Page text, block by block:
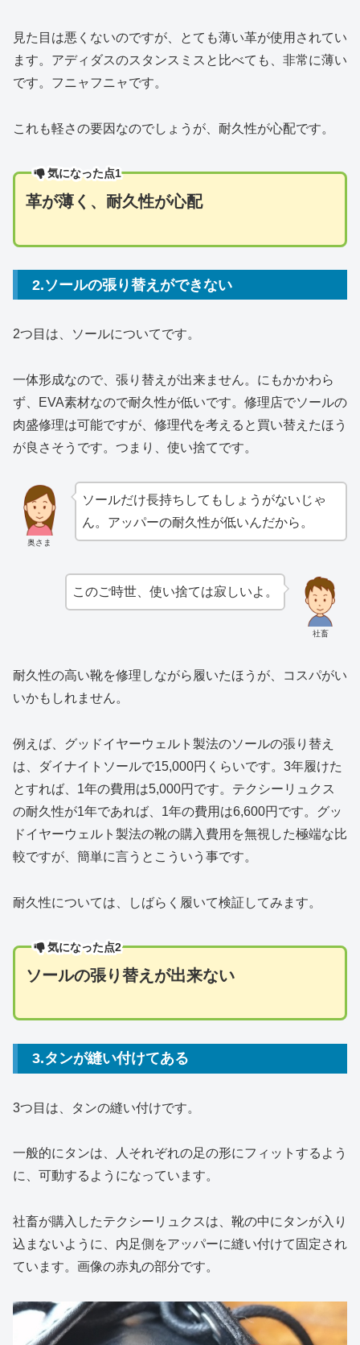
見た目は悪くないのですが、とても薄い革が使用されてい
ます。アディダスのスタンスミスと比べても、非常に薄い
です。フニャフニャです。
これも軽さの要因なのでしょうが、耐久性が心配です。
気になった点1
革が薄く、耐久性が心配
2.ソールの張り替えができない
2つ目は、ソールについてです。
一体形成なので、張り替えが出来ません。にもかかわら
ず、EVA素材なので耐久性が低いです。修理店でソールの
肉盛修理は可能ですが、修理代を考えると買い替えたほう
が良さそうです。つまり、使い捨てです。
奥さま
ソールだけ長持ちしてもしょうがないじゃ
ん。アッパーの耐久性が低いんだから。
社畜
このご時世、使い捨ては寂しいよ。
耐久性の高い靴を修理しながら履いたほうが、コスパがい
いかもしれません。
例えば、グッドイヤーウェルト製法のソールの張り替え
は、ダイナイトソールで15,000円くらいです。3年履けた
とすれば、1年の費用は5,000円です。テクシーリュクス
の耐久性が1年であれば、1年の費用は6,600円です。グッ
ドイヤーウェルト製法の靴の購入費用を無視した極端な比
較ですが、簡単に言うとこういう事です。
耐久性については、しばらく履いて検証してみます。
気になった点2
ソールの張り替えが出来ない
3.タンが縫い付けてある
3つ目は、タンの縫い付けです。
一般的にタンは、人それぞれの足の形にフィットするよう
に、可動するようになっています。
社畜が購入したテクシーリュクスは、靴の中にタンが入り
込まないように、内足側をアッパーに縫い付けて固定され
ています。画像の赤丸の部分です。